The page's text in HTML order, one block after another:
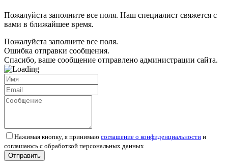
Пожалуйста заполните все поля. Наш специалист свяжется с
вами в ближайшее время.
Пожалуйста заполните все поля.
Ошибка отправки сообщения.
Спасибо, ваше сообщение отправлено администрации сайта.
Нажимая кнопку, я принимаю соглашение о конфиденциальности и
соглашаюсь с обработкой персональных данных
Отправить